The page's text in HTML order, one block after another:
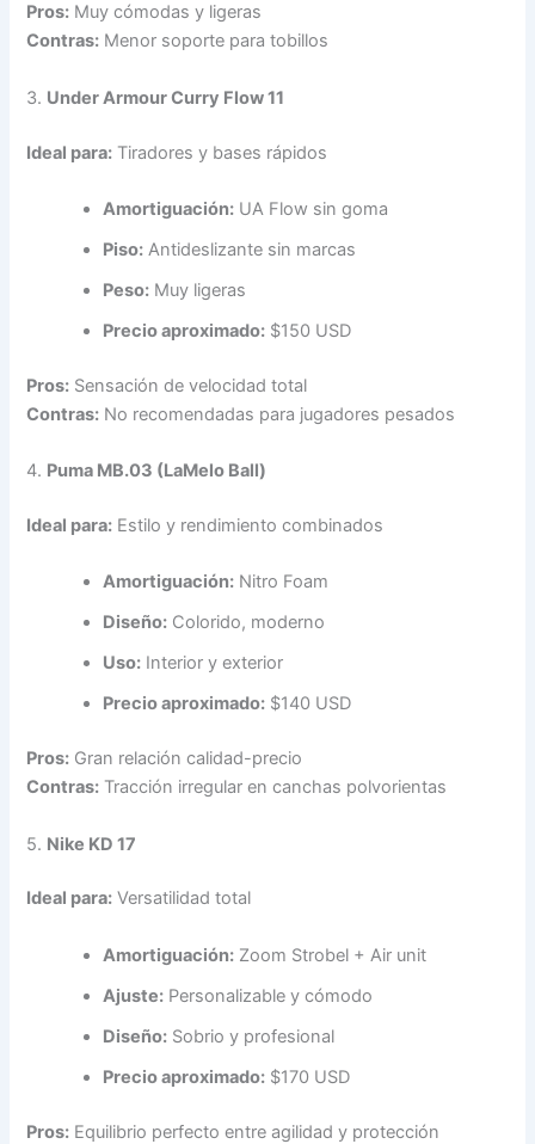
Pros: Muy cómodas y ligeras
Contras: Menor soporte para tobillos
3. Under Armour Curry Flow 11
Ideal para: Tiradores y bases rápidos
Amortiguación: UA Flow sin goma
Piso: Antideslizante sin marcas
Peso: Muy ligeras
Precio aproximado: $150 USD
Pros: Sensación de velocidad total
Contras: No recomendadas para jugadores pesados
4. Puma MB.03 (LaMelo Ball)
Ideal para: Estilo y rendimiento combinados
Amortiguación: Nitro Foam
Diseño: Colorido, moderno
Uso: Interior y exterior
Precio aproximado: $140 USD
Pros: Gran relación calidad-precio
Contras: Tracción irregular en canchas polvorientas
5. Nike KD 17
Ideal para: Versatilidad total
Amortiguación: Zoom Strobel + Air unit
Ajuste: Personalizable y cómodo
Diseño: Sobrio y profesional
Precio aproximado: $170 USD
Pros: Equilibrio perfecto entre agilidad y protección